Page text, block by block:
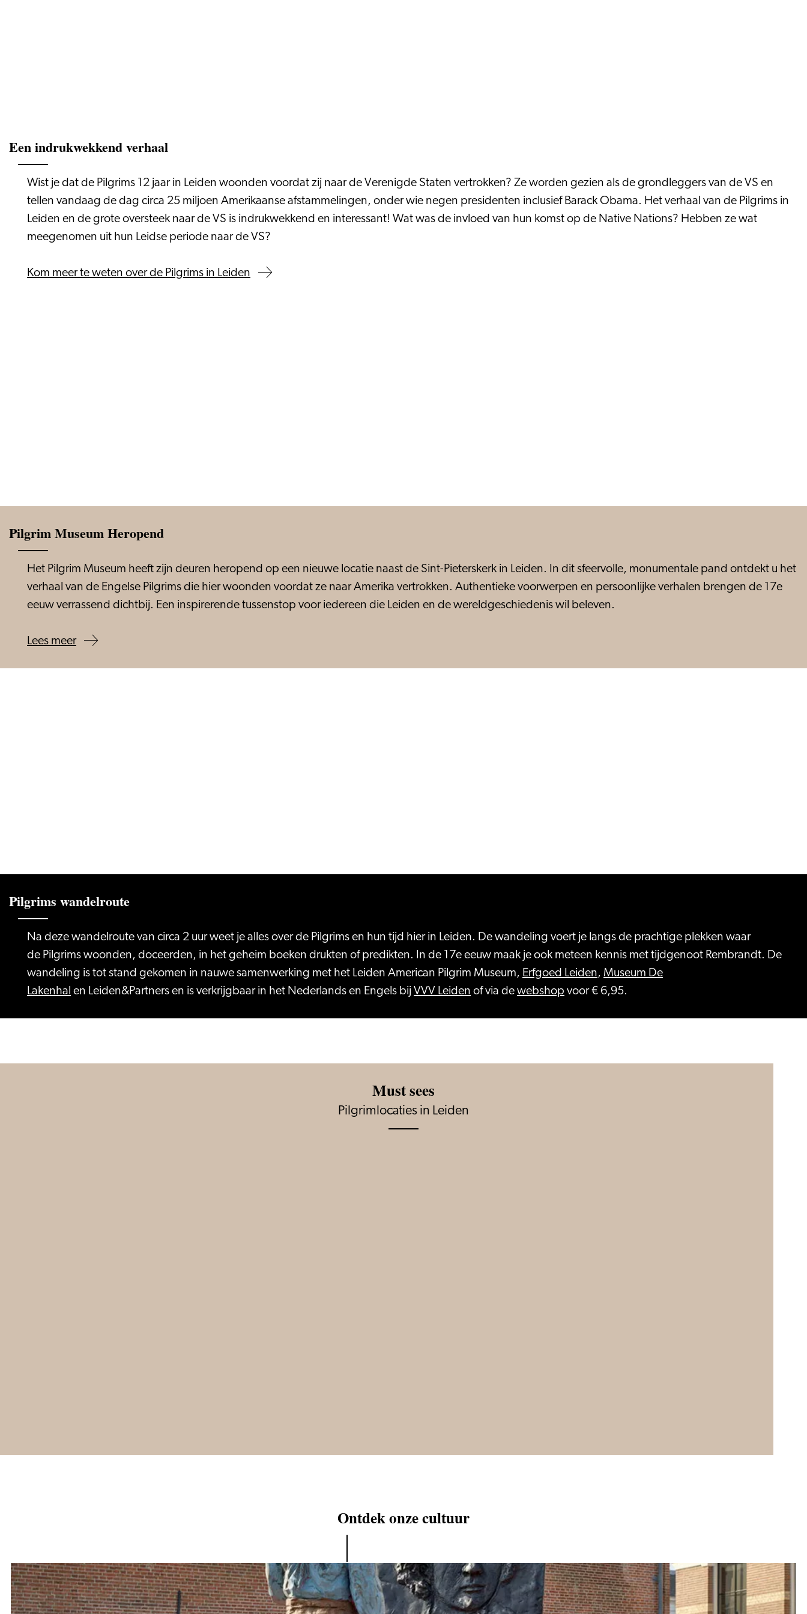
Een indrukwekkend verhaal
Wist je dat de Pilgrims 12 jaar in Leiden woonden voordat zij naar de Verenigde Staten vertrokken? Ze worden gezien als de grondleggers van de VS en
tellen vandaag de dag circa 25 miljoen Amerikaanse afstammelingen, onder wie negen presidenten inclusief Barack Obama. Het verhaal van de Pilgrims in
Leiden en de grote oversteek naar de VS is indrukwekkend en interessant! Wat was de invloed van hun komst op de Native Nations? Hebben ze wat
meegenomen uit hun Leidse periode naar de VS?
Kom meer te weten over de Pilgrims in Leiden
Pilgrim Museum Heropend
Het Pilgrim Museum heeft zijn deuren heropend op een nieuwe locatie naast de Sint-Pieterskerk in Leiden. In dit sfeervolle, monumentale pand ontdekt u het
verhaal van de Engelse Pilgrims die hier woonden voordat ze naar Amerika vertrokken. Authentieke voorwerpen en persoonlijke verhalen brengen de 17e
eeuw verrassend dichtbij. Een inspirerende tussenstop voor iedereen die Leiden en de wereldgeschiedenis wil beleven.
Lees meer
Pilgrims wandelroute
Na deze wandelroute van circa 2 uur weet je alles over de Pilgrims en hun tijd hier in Leiden. De wandeling voert je langs de prachtige plekken waar
de Pilgrims woonden, doceerden, in het geheim boeken drukten of predikten. In de 17e eeuw maak je ook meteen kennis met tijdgenoot Rembrandt. De
wandeling is tot stand gekomen in nauwe samenwerking met het Leiden American Pilgrim Museum, Erfgoed Leiden, Museum De
Lakenhal en Leiden&Partners en is verkrijgbaar in het Nederlands en Engels bij VVV Leiden of via de webshop voor € 6,95.
Must sees
Pilgrimlocaties in Leiden
Ontdek onze cultuur
Jonge
Rembrandt